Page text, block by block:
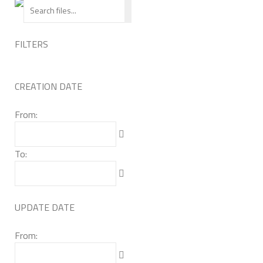
FILTERS
CREATION DATE
From:
To:
UPDATE DATE
From: